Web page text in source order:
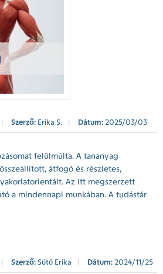
Szerző: Erika S. Dátum: 2025/03/03
felülmúlta. A tananyag
átfogó és részletes,
Az itt megszerzett
a mindennapi munkában. A tudástár
Szerző: Sütő Erika Dátum: 2024/11/25